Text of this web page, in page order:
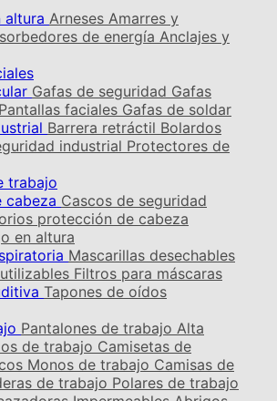
altura Arneses Amarres y
de energía Anclajes y
Gafas de seguridad Gafas
Pantallas faciales Gafas de soldar
Barrera retráctil Bolardos
industrial Protectores de
trabajo
cabeza Cascos de seguridad
protección de cabeza
en altura
Mascarillas desechables
Filtros para máscaras
Tapones de oídos
Pantalones de trabajo Alta
de trabajo Camisetas de
Monos de trabajo Camisas de
de trabajo Polares de trabajo